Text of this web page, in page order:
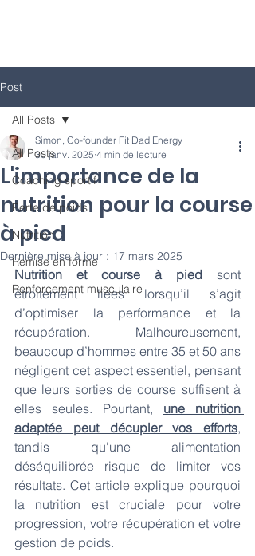
Post
All Posts
Coaching sportif
Perte de poids
Nutrition
Remise en forme
Renforcement musculaire
All Posts
L'importance de la
nutrition pour la course
à pied
Simon, Co-founder Fit Dad Energy
30 janv. 2025 4 min de lecture
Dernière mise à jour : 17 mars 2025
Nutrition et course à pied sont
étroitement liées lorsqu’il s’agit
d’optimiser la performance et la
récupération. Malheureusement,
beaucoup d’hommes entre 35 et 50 ans
négligent cet aspect essentiel, pensant
que leurs sorties de course suffisent à
elles seules. Pourtant, une nutrition
adaptée peut décupler vos efforts,
tandis qu'une alimentation
déséquilibrée risque de limiter vos
résultats. Cet article explique pourquoi
la nutrition est cruciale pour votre
progression, votre récupération et votre
gestion de poids.